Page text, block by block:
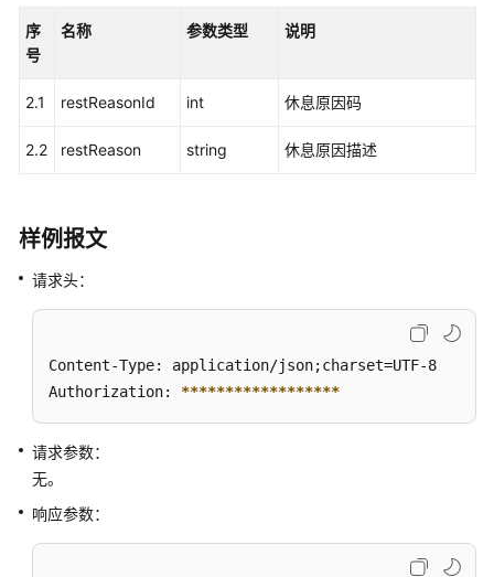
入
VDN
的
座
序
号
名称 参数类型 说明
2.1 restReasonId int 休息原因码
2.2 restReason string 休息原因描述
样例报文
请求头：
Content-Type: application/json;charset=UTF-8
Authorization: ******************
请求参数：
无。
响应参数：